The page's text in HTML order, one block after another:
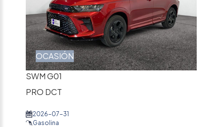
OCASIÓN
SWM G01
PRO DCT
2026-07-31
Gasolina